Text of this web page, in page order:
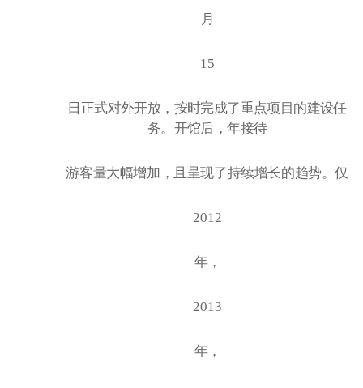
月
15
日正式对外开放，按时完成了重点项目的建设任
务。开馆后，年接待
游客量大幅增加，且呈现了持续增长的趋势。仅
2012
年，
2013
年，